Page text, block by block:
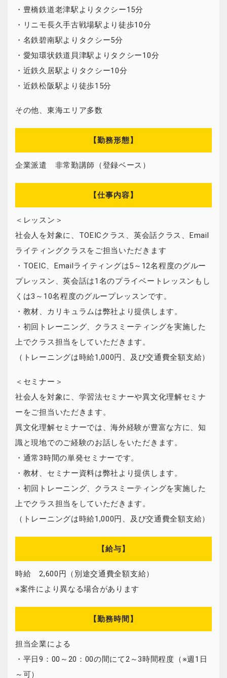
・豊橋鉄道老津駅よりタクシー15分
・リニモ長久手古戦場駅より徒歩10分
・名鉄碧南駅よりタクシー5分
・愛知環状鉄道貝津駅よりタクシー10分
・近鉄久居駅よりタクシー10分
・近鉄松阪駅より徒歩15分
その他、東海エリア多数
【勤務形態】
企業派遣 非常勤講師（登録ベース）
【仕事内容】
＜レッスン＞
社会人を対象に、TOEICクラス、英会話クラス、Email
ライティングクラスをご担当いただきます
・TOEIC、Emailライティングは5～12名程度のグルー
プレッスン、英会話は1名のプライベートレッスンもし
くは3～10名程度のグループレッスンです。
・教材、カリキュラムは弊社より提供します。
・初回トレーニング、クラスミーティングを実施した
上でクラス担当をしていただきます。
（トレーニングは時給1,000円、及び交通費全額支給）
＜セミナー＞
社会人を対象に、学習法セミナーや異文化理解セミナ
ーをご担当いただきます。
異文化理解セミナーでは、海外経験が豊富な方に、知
識と現地でのご経験のお話しをいただきます。
・通常3時間の単発セミナーです。
・教材、セミナー資料は弊社より提供します。
・初回トレーニング、クラスミーティングを実施した
上でクラス担当をしていただきます。
（トレーニングは時給1,000円、及び交通費全額支給）
【給与】
時給 2,600円（別途交通費全額支給）
※案件により異なる場合があります
【勤務時間】
担当企業による
・平日9：00～20：00の間にて2～3時間程度（※週1日
～可）